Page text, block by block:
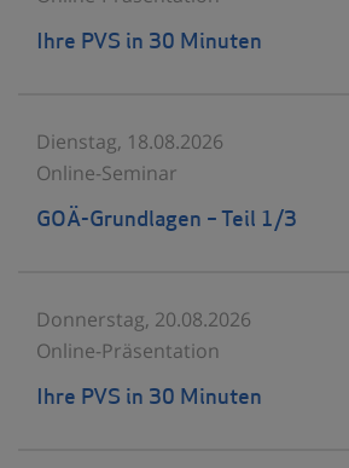
Ihre PVS in 30 Minuten
Dienstag, 18.08.2026
Online-Seminar
GOÄ-Grundlagen – Teil 1/3
Donnerstag, 20.08.2026
Online-Präsentation
Ihre PVS in 30 Minuten